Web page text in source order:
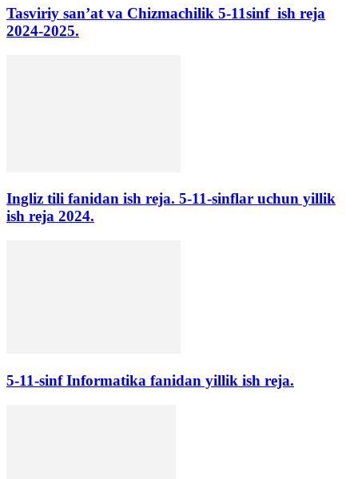
Tasviriy san’at va Chizmachilik 5-11sinf ish reja
2024-2025.
Ingliz tili fanidan ish reja. 5-11-sinflar uchun yillik
ish reja 2024.
5-11-sinf Informatika fanidan yillik ish reja.